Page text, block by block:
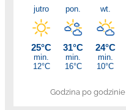
Godzina po godzinie